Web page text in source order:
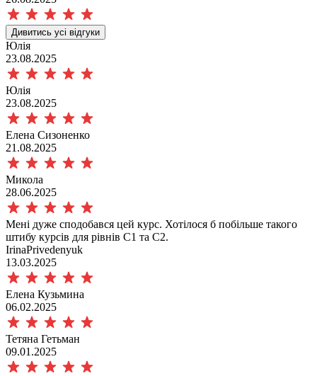
Дивитись усі відгуки
Юлія
23.08.2025
Юлія
23.08.2025
Елена Сизоненко
21.08.2025
Микола
28.06.2025
Мені дуже сподобався цей курс. Хотілося б побільше такого
штибу курсів для рівнів С1 та С2.
IrinaPrivedenyuk
13.03.2025
Елена Кузьмина
06.02.2025
Тетяна Гетьман
09.01.2025